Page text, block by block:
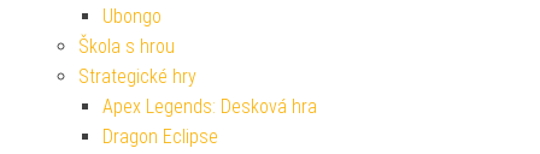
Ubongo
Škola s hrou
Strategické hry
Apex Legends: Desková hra
Dragon Eclipse